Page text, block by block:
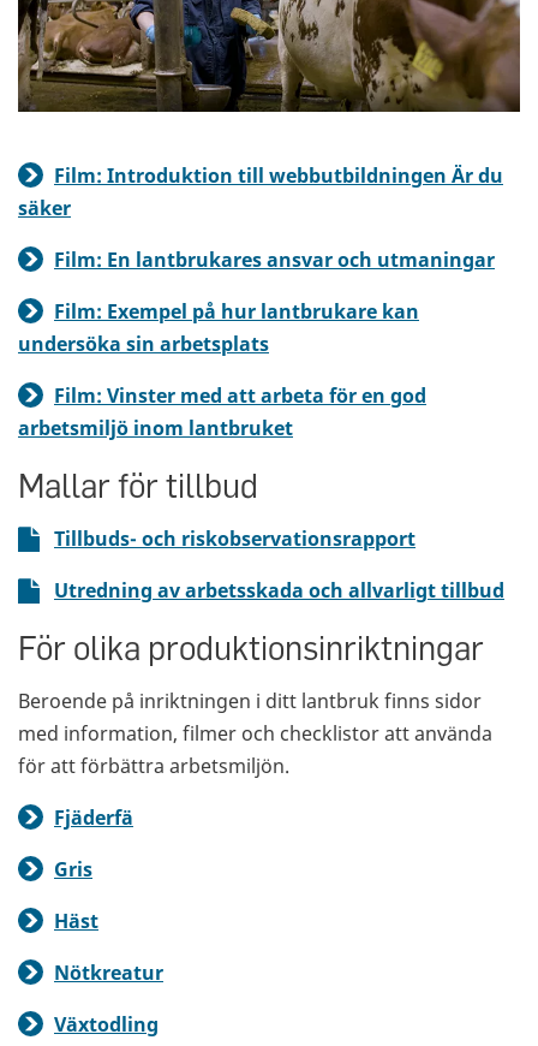
Film: Introduktion till webbutbildningen Är du
säker
Film: En lantbrukares ansvar och utmaningar
Film: Exempel på hur lantbrukare kan
undersöka sin arbetsplats
Film: Vinster med att arbeta för en god
arbetsmiljö inom lantbruket
Mallar för tillbud
Tillbuds- och riskobservationsrapport
Utredning av arbetsskada och allvarligt tillbud
För olika produktionsinriktningar
Beroende på inriktningen i ditt lantbruk finns sidor
med information, filmer och checklistor att använda
för att förbättra arbetsmiljön.
Fjäderfä
Gris
Häst
Nötkreatur
Växtodling